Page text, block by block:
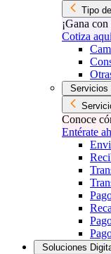
Tipo
¡Gana
Cotiza
Servicios
Conoce
Entérate
Soluciones